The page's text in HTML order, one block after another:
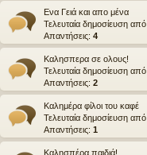
Ενα Γειά και απο μένα
Τελευταία δημοσίευση από
Απαντήσεις: 4
Καλησπερα σε ολους!
Τελευταία δημοσίευση από
Απαντήσεις: 2
Καλημέρα φίλοι του καφέ
Τελευταία δημοσίευση από
Απαντήσεις: 1
Καλησπέρα παιδιά!